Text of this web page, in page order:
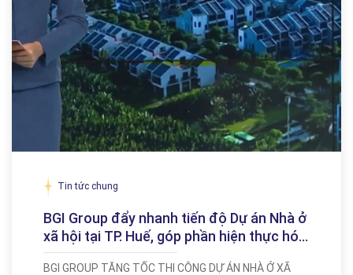
Tin tức chung
BGI Group đẩy nhanh tiến độ Dự án Nhà ở
xã hội tại TP. Huế, góp phần hiện thực hóa
mục tiêu an cư cho người dân
BGI GROUP TĂNG TỐC THI CÔNG DỰ ÁN NHÀ Ở XÃ